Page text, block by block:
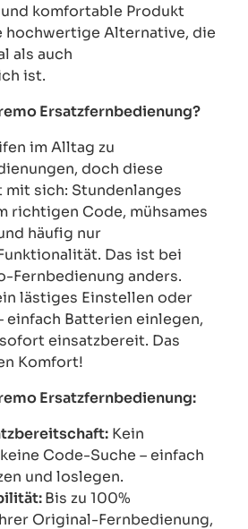
komfortable Produkt
hochwertige Alternative, die
als auch
ist.
Ersatzfernbedienung?
im Alltag zu
doch diese
sich: Stundenlanges
richtigen Code, mühsames
häufig nur
Das ist bei
Fernbedienung anders.
lästiges Einstellen oder
einfach Batterien einlegen,
einsatzbereit. Das
Komfort!
Ersatzfernbedienung:
Kein
Code-Suche – einfach
und loslegen.
Bis zu 100%
Original-Fernbedienung,